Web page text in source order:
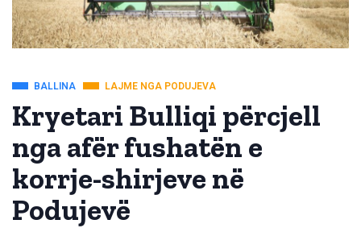
BALLINA LAJME NGA PODUJEVA
Kryetari Bulliqi përcjell
nga afër fushatën e
korrje-shirjeve në
Podujevë